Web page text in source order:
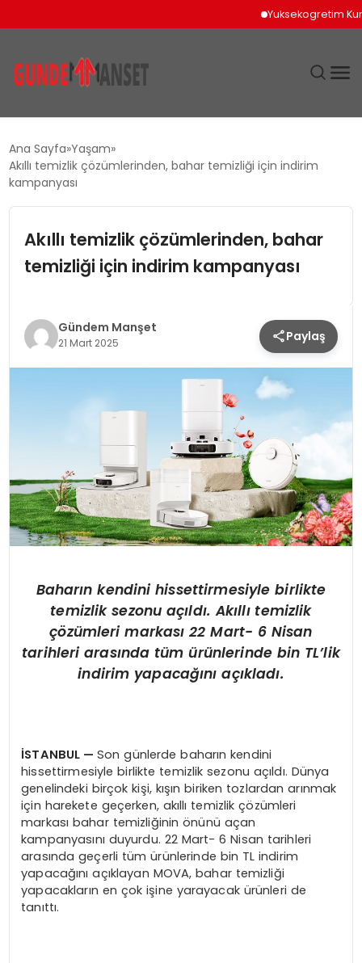
Yuksekogretim
DÜNYA
SPOR
YAŞAM
Ana Sayfa Yaşam
Akıllı temizlik çözümlerinden, bahar temizliği için indirim
kampanyası
Akıllı temizlik çözümlerinden, bahar
temizliği için indirim kampanyası
Gündem Manşet
21 Mart 2025 Paylaş
Baharın kendini hissettirmesiyle birlikte
temizlik sezonu açıldı. Akıllı temizlik
çözümleri markası 22 Mart- 6 Nisan
tarihleri arasında tüm ürünlerinde bin TL’lik
indirim yapacağını açıkladı.
İSTANBUL —Son günlerde baharın kendini
hissettirmesiyle birlikte temizlik sezonu açıldı. Dünya
genelindeki birçok kişi, kışın biriken tozlardan arınmak
için harekete geçerken, akıllı temizlik çözümleri
markası bahar temizliğinin önünü açan
kampanyasını duyurdu. 22 Mart- 6 Nisan tarihleri
arasında geçerli tüm ürünlerinde bin TL indirim
yapacağını açıklayan MOVA, bahar temizliği
yapacakların en çok işine yarayacak ürünleri de
tanıttı.